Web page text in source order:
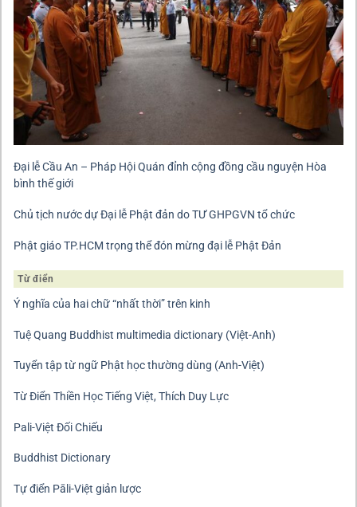
Đại lễ Cầu An – Pháp Hội Quán đỉnh cộng đồng cầu nguyện Hòa
bình thế giới
Chủ tịch nước dự Đại lễ Phật đản do TƯ GHPGVN tổ chức
Phật giáo TP.HCM trọng thể đón mừng đại lễ Phật Đản
Từ điển
Ý nghĩa của hai chữ “nhất thời” trên kinh
Tuệ Quang Buddhist multimedia dictionary (Việt-Anh)
Tuyển tập từ ngữ Phật học thường dùng (Anh-Việt)
Từ Điển Thiền Học Tiếng Việt, Thích Duy Lực
Pali-Việt Đối Chiếu
Buddhist Dictionary
Tự điển Pāli-Việt giản lược